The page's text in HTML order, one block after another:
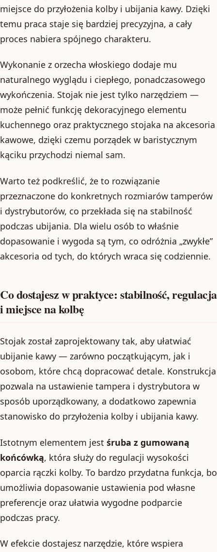
miejsce do przyłożenia kolby i ubijania kawy. Dzięki
temu praca staje się bardziej precyzyjna, a cały
proces nabiera spójnego charakteru.
Wykonanie z orzecha włoskiego dodaje mu
naturalnego wyglądu i ciepłego, ponadczasowego
wykończenia. Stojak nie jest tylko narzędziem —
może pełnić funkcję dekoracyjnego elementu
kuchennego oraz praktycznego stojaka na akcesoria
kawowe, dzięki czemu porządek w baristycznym
kąciku przychodzi niemal sam.
Warto też podkreślić, że to rozwiązanie
przeznaczone do konkretnych rozmiarów tamperów
i dystrybutorów, co przekłada się na stabilność
podczas ubijania. Dla wielu osób to właśnie
dopasowanie i wygoda są tym, co odróżnia „zwykłe”
akcesoria od tych, do których wraca się codziennie.
Co dostajesz w praktyce: stabilność, regulacja
i miejsce na kolbę
Stojak został zaprojektowany tak, aby ułatwiać
ubijanie kawy — zarówno początkującym, jak i
osobom, które chcą dopracować detale. Konstrukcja
pozwala na ustawienie tampera i dystrybutora w
sposób uporządkowany, a dodatkowo zapewnia
stanowisko do przyłożenia kolby i ubijania kawy.
Istotnym elementem jest śruba z gumowaną
końcówką, która służy do regulacji wysokości
oparcia rączki kolby. To bardzo przydatna funkcja, bo
umożliwia dopasowanie ustawienia pod własne
preferencje oraz ułatwia wygodne podparcie
podczas pracy.
W efekcie dostajesz narzędzie, które wspiera